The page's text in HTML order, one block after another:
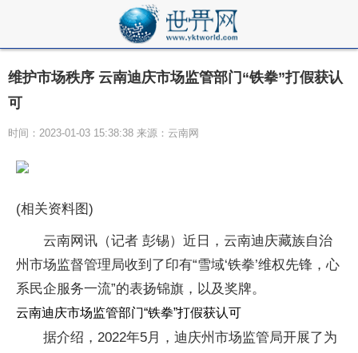
维护市场秩序 云南迪庆市场监管部门“铁拳”打假获认
可
时间：2023-01-03 15:38:38 来源：云南网
(相关资料图)
云南网讯（记者 彭锡）近日，云南迪庆藏族自治
州市场监督管理局收到了印有“雪域‘铁拳’维权先锋，心
系民企服务一流”的表扬锦旗，以及奖牌。
云南迪庆市场监管部门“铁拳”打假获认可
据介绍，2022年5月，迪庆州市场监管局开展了为